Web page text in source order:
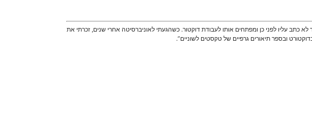
כתב עליו לפני כן ומפתחים אותו לעבודת דוקטור. כשהגעתי לאוניברסיטה אחרי שנים, זכרתי את
ובספר תיאורים גרפיים של טקסטים לשוניים”.